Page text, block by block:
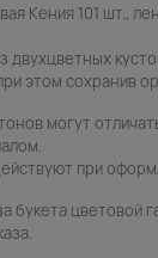
Кения 101 шт.,
двухцветных
этом сохранив
могут
при
букета цветовой